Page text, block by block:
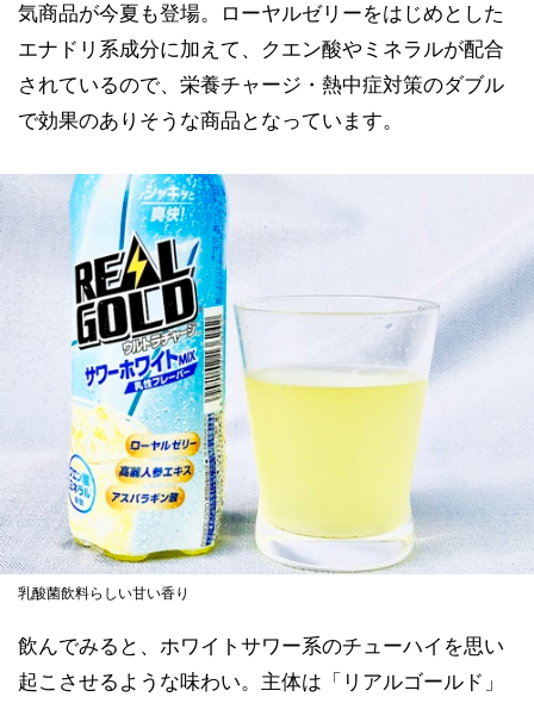
気商品が今夏も登場。ローヤルゼリーをはじめとした
エナドリ系成分に加えて、クエン酸やミネラルが配合
されているので、栄養チャージ・熱中症対策のダブル
で効果のありそうな商品となっています。
乳酸菌飲料らしい甘い香り
飲んでみると、ホワイトサワー系のチューハイを思い
起こさせるような味わい。主体は「リアルゴールド」